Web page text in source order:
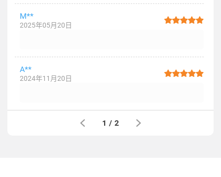
M**
2025年05月20日
A**
2024年11月20日
1 / 2